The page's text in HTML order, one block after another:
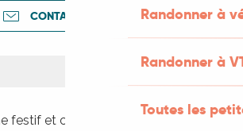
Randonner à
Randonner à
Toutes les
CONTACTEZ-NOUS
festif et convivial pour tous :